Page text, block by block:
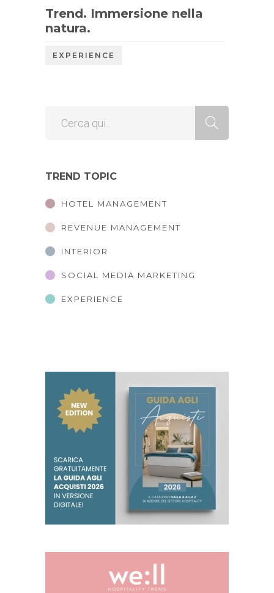
Trend. Immersione nella
natura.
EXPERIENCE
TREND TOPIC
HOTEL MANAGEMENT
REVENUE MANAGEMENT
INTERIOR
SOCIAL MEDIA MARKETING
EXPERIENCE